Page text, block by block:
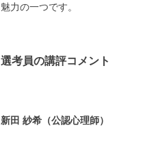
魅力の一つです。
選考員の講評コメント
新田 紗希（公認心理師）